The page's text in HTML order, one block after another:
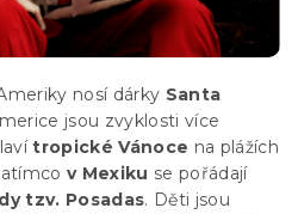
nosí dárky Santa
jsou zvyklosti více
tropické Vánoce na plážích
v Mexiku se pořádají
tzv. Posadas. Děti jsou